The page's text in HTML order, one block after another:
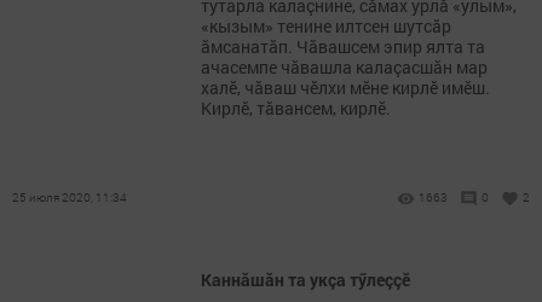
тутарла калаçнине, сăмах урлă «улым»,
«кызым» тенине илтсен шутсăр
ăмсанатăп. Чăвашсем эпир ялта та
ачасемпе чăвашла калаçасшăн мар
халӗ, чăваш чӗлхи мӗне кирлӗ имӗш.
Кирлӗ, тăвансем, кирлӗ.
25 июля 2020, 11:34 1663 0 2
Каннăшăн та укçа тӳлеççӗ